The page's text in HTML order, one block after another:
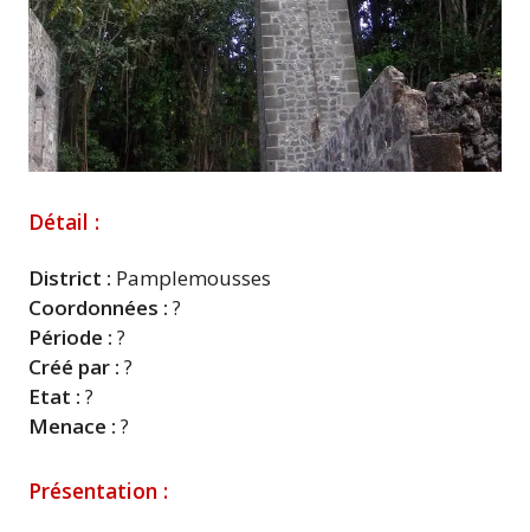
Détail :
District : Pamplemousses
Coordonnées : ?
Période : ?
Créé par : ?
Etat : ?
Menace : ?
Présentation :